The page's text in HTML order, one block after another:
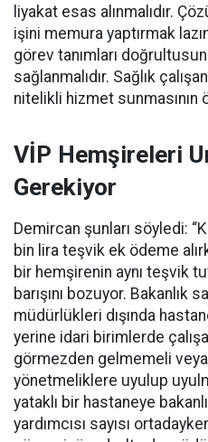
liyakat esas alınmalıdır.
işini memura yaptırmak
görev tanımları
sağlanmalıdır. Sağlık
nitelikli hizmet sunmasının
VİP Hemşireleri
Gerekiyor
Demircan şunları söyledi:
bin lira teşvik ek ödeme
bir hemşirenin aynı teşvik
barışını bozuyor. Bakanlık
müdürlükleri dışında
yerine idari birimlerde
görmezden gelmemeli veya
yönetmeliklere uyulup
yataklı bir hastaneye
yardımcısı sayısı